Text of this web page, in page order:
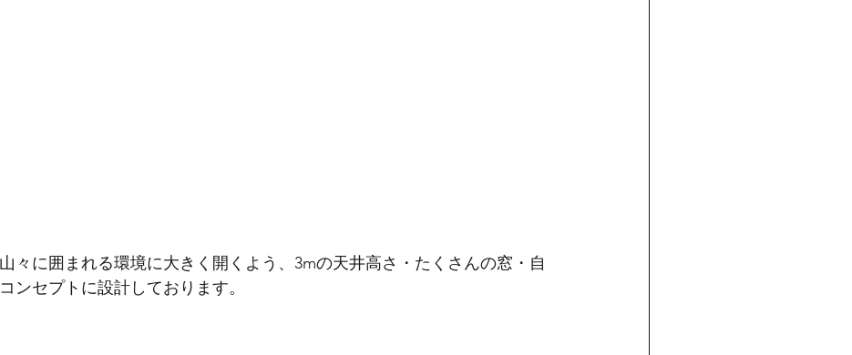
々に囲まれる環境に大きく開くよう、3mの天井高さ・たくさんの窓・自
ンセプトに設計しております。